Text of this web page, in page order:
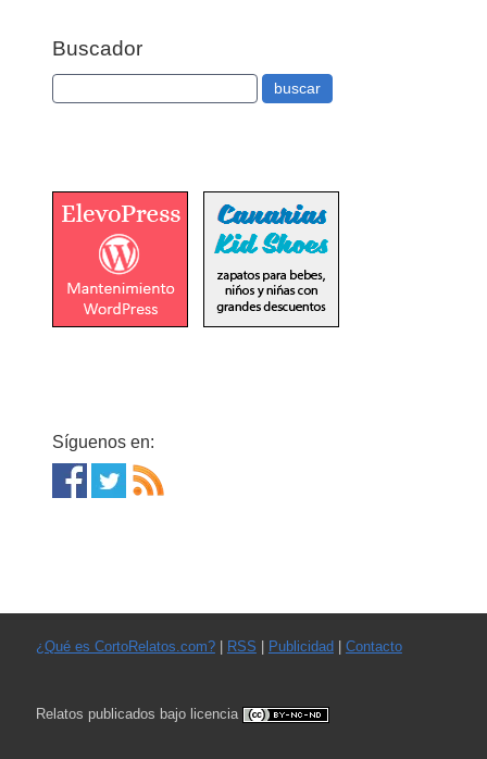
Buscador
Síguenos en:
¿Qué es CortoRelatos.com?| RSS Publicidad Contacto
Relatos publicados bajo licencia